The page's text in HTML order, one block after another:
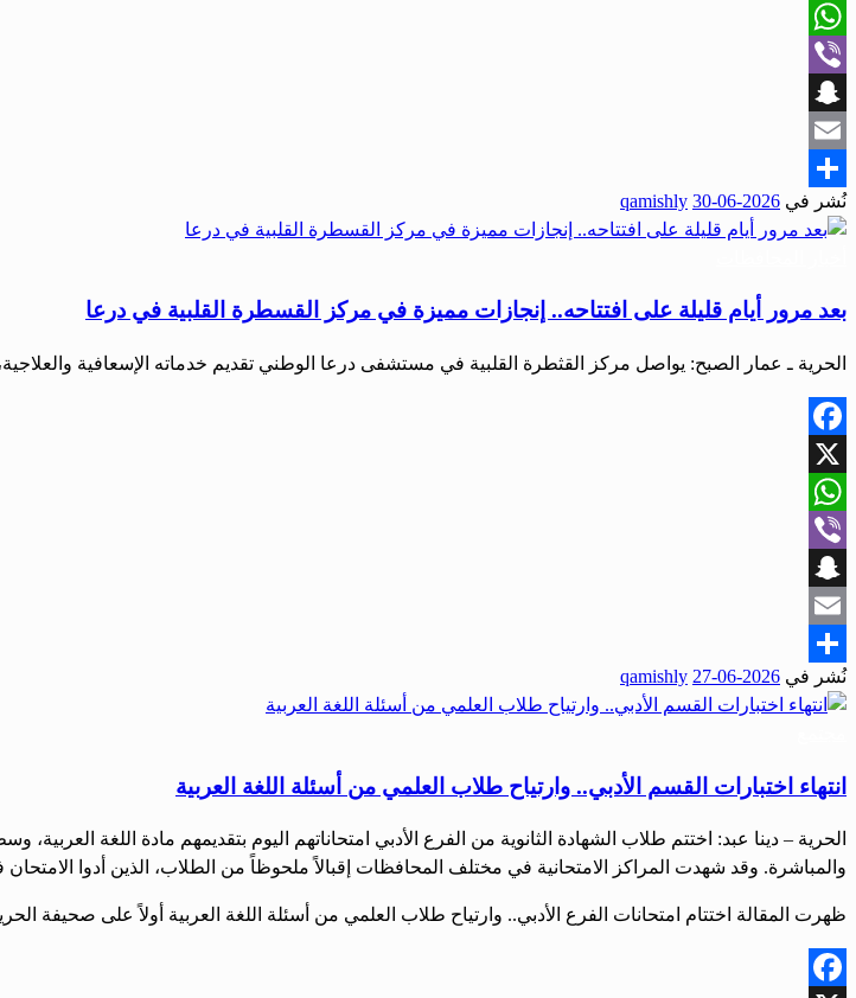
X
WhatsApp
Viber
Snapchat
Email
Share
نُشر في 2026-06-30
qamishly
بعد مرور أيام قليلة على افتتاحه.. إنجازات مميزة في مركز القسطرة القلبية في درعا
الحرية ـ عمار الصبح: يواصل مركز القثطرة القلبية في مستشفى درعا الوطني تقديم خدماته الإسعافية
Facebook
X
WhatsApp
Viber
Snapchat
Email
Share
نُشر في 2026-06-27
qamishly
انتهاء اختبارات القسم الأدبي.. وارتياح طلاب العلمي من أسئلة اللغة العربية
الحرية – دينا عبد: اختتم طلاب الشهادة الثانوية من الفرع الأدبي امتحاناتهم اليوم بتقديمهم مادة اللغة
والمباشرة. وقد شهدت المراكز الامتحانية في مختلف المحافظات إقبالاً ملحوظاً من الطلاب، الذين أدوا
ظهرت المقالة اختتام امتحانات الفرع الأدبي.. وارتياح طلاب العلمي من أسئلة اللغة العربية أولاً على صحيفة